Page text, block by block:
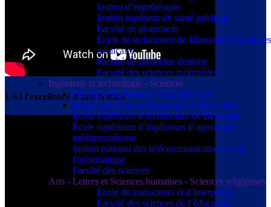
Institut d’ergothérapie
Institut supérieur de santé publique
Faculté de pharmacie
École de techniciens de laboratoire d’analyses
médicales
Faculté de médecine dentaire
Faculté des sciences infirmières
Ingénierie et technologie - Sciences
Faculté d’ingénierie et d'architecture
École supérieure d’ingénieurs de Beyrouth
École supérieure d'architecture de Beyrouth
École supérieure d’ingénieurs d’agronomie -
méditerranéenne
Institut national des télécommunications et de
l'informatique
Faculté des sciences
Arts - Lettres et Sciences humaines - Sciences religieuses
École de traducteurs et d’interprètes
Faculté des sciences de l’éducation
USJ l'excellence d'une Nation